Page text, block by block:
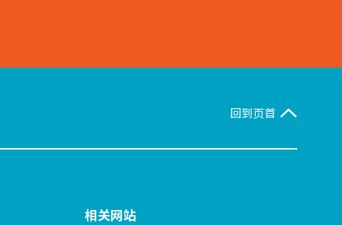
回到页首
相关网站